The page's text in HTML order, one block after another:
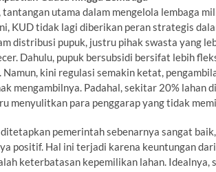
tantangan utama dalam mengelola lembaga
KUD tidak lagi diberikan peran strategis
distribusi pupuk, justru pihak swasta yang
Dahulu, pupuk bersubsidi bersifat lebih
kini regulasi semakin ketat,
mengambilnya. Padahal, sekitar 20%
menyulitkan para penggarap yang tidak
pemerintah sebenarnya sangat
positif. Hal ini terjadi karena keuntungan
keterbatasan kepemilikan lahan.